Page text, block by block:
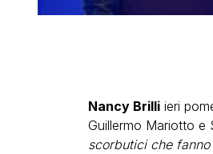
Nancy Brilliieri
Guillermo Mariotto e
scorbutici che